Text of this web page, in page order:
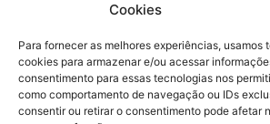
Cookies
Para fornecer as melhores experiências, usamos
cookies para armazenar e/ou acessar
consentimento para essas tecnologias nos
como comportamento de navegação ou IDs
consentir ou retirar o consentimento pode afetar
WhatsApp: (21) 98361-1509
E-mail:
contato@leodulac.com.br
Informações sobre a loja
Segurança